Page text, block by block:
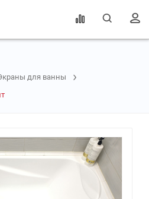
для ванны